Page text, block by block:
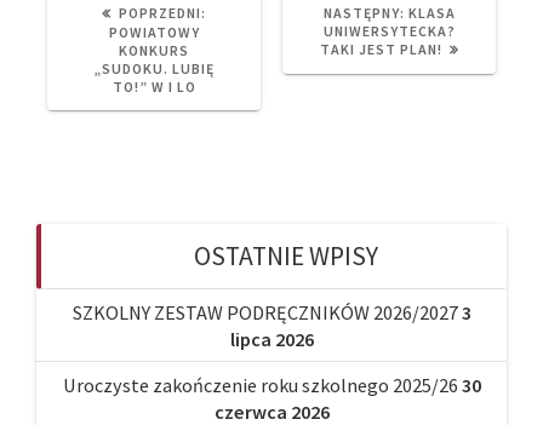
POPRZEDNI:
POWIATOWY
KONKURS
„SUDOKU. LUBIĘ
TO!” W I LO
NASTĘPNY: NEXT
POST:
KLASA
UNIWERSYTECKA?
TAKI JEST PLAN!
OSTATNIE WPISY
SZKOLNY ZESTAW PODRĘCZNIKÓW 2026/20273
lipca 2026
Uroczyste zakończenie roku szkolnego 2025/26 30
czerwca 2026